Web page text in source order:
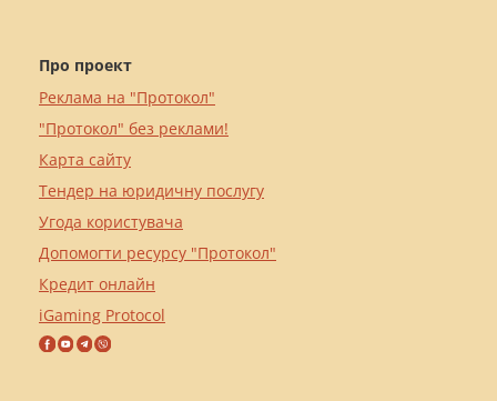
Про проект
Реклама на "Протокол"
"Протокол" без реклами!
Карта сайту
Тендер на юридичну послугу
Угода користувача
Допомогти ресурсу "Протокол"
Кредит онлайн
iGaming Protocol